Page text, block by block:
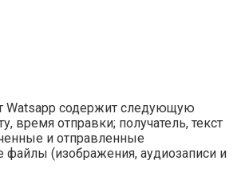
Watsapp содержит следующую
время отправки; получатель, текст
и отправленные
(изображения, аудиозаписи и